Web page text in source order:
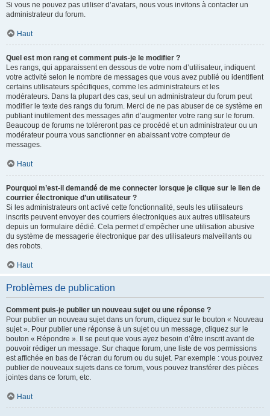
Si vous ne pouvez pas utiliser d’avatars, nous vous invitons à contacter un
administrateur du forum.
Haut
Quel est mon rang et comment puis-je le modifier ?
Les rangs, qui apparaissent en dessous de votre nom d’utilisateur, indiquent
votre activité selon le nombre de messages que vous avez publié ou identifient
certains utilisateurs spécifiques, comme les administrateurs et les
modérateurs. Dans la plupart des cas, seul un administrateur du forum peut
modifier le texte des rangs du forum. Merci de ne pas abuser de ce système en
publiant inutilement des messages afin d’augmenter votre rang sur le forum.
Beaucoup de forums ne toléreront pas ce procédé et un administrateur ou un
modérateur pourra vous sanctionner en abaissant votre compteur de
messages.
Haut
Pourquoi m’est-il demandé de me connecter lorsque je clique sur le lien de
courrier électronique d’un utilisateur ?
Si les administrateurs ont activé cette fonctionnalité, seuls les utilisateurs
inscrits peuvent envoyer des courriers électroniques aux autres utilisateurs
depuis un formulaire dédié. Cela permet d’empêcher une utilisation abusive
du système de messagerie électronique par des utilisateurs malveillants ou
des robots.
Haut
Problèmes de publication
Comment puis-je publier un nouveau sujet ou une réponse ?
Pour publier un nouveau sujet dans un forum, cliquez sur le bouton « Nouveau
sujet ». Pour publier une réponse à un sujet ou un message, cliquez sur le
bouton « Répondre ». Il se peut que vous ayez besoin d’être inscrit avant de
pouvoir rédiger un message. Sur chaque forum, une liste de vos permissions
est affichée en bas de l’écran du forum ou du sujet. Par exemple : vous pouvez
publier de nouveaux sujets dans ce forum, vous pouvez transférer des pièces
jointes dans ce forum, etc.
Haut